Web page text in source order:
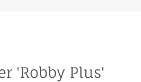
'Robby Plus'